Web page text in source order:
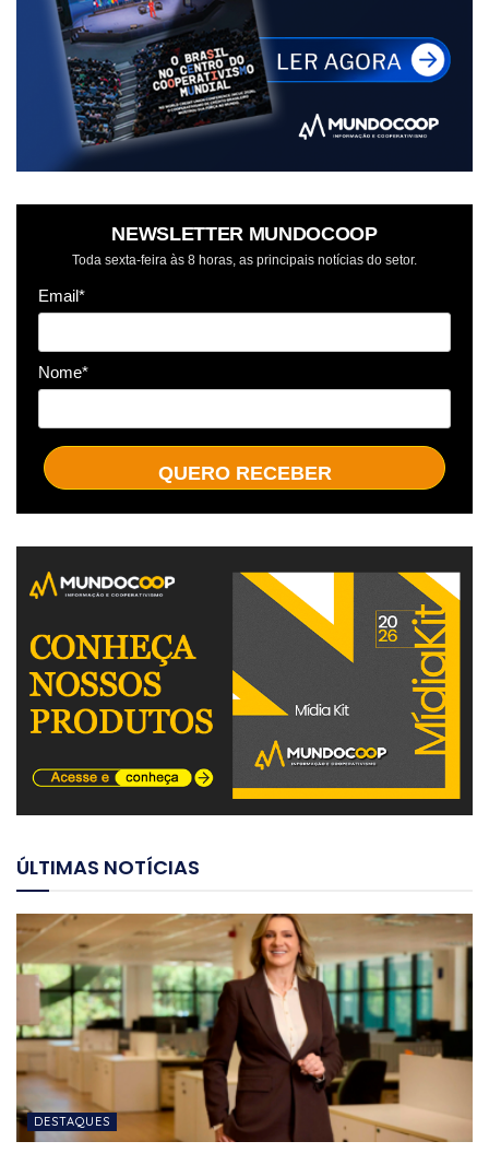
NEWSLETTER MUNDOCOOP
Toda sexta-feira às 8 horas, as principais notícias do setor.
Email*
Nome*
QUERO RECEBER
ÚLTIMAS NOTÍCIAS
DESTAQUES